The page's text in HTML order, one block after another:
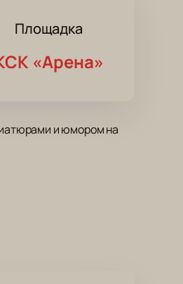
Площадка
«Арена»
и юмором на
начала уточняйте на